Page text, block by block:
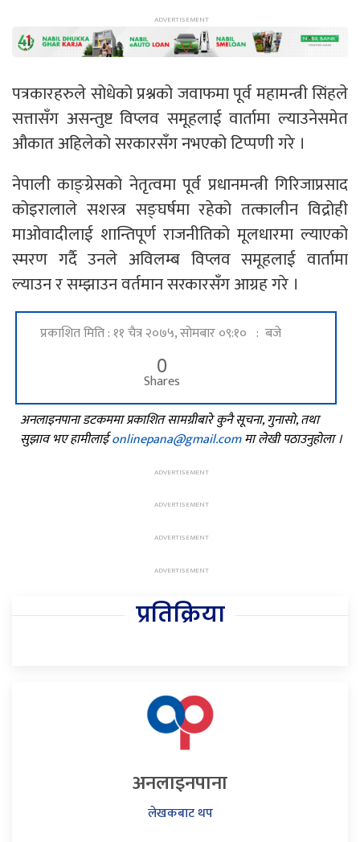
पत्रकारहरुले सोधेको प्रश्नको जवाफमा पूर्व महामन्त्री सिंहले
सत्तासँग असन्तुष्ट विप्लव समूहलाई वार्तामा ल्याउनेसमेत
औकात अहिलेको सरकारसँग नभएको टिप्पणी गरे ।
नेपाली काङ्ग्रेसको नेतृत्वमा पूर्व प्रधानमन्त्री गिरिजाप्रसाद
कोइरालाले सशस्त्र सङ्घर्षमा रहेको तत्कालीन विद्रोही
माओवादीलाई शान्तिपूर्ण राजनीतिको मूलधारमा ल्याएको
स्मरण गर्दै उनले अविलम्ब विप्लव समूहलाई वार्तामा
ल्याउन र सम्झाउन वर्तमान सरकारसँग आग्रह गरे ।
प्रकाशित मिति : ११ चैत्र २०७५, सोमबार ०९:१० : बजे
0
Shares
अनलाइनपाना डटकममा प्रकाशित सामग्रीबारे कुनै सूचना, गुनासो, तथा
सुझाव भए हामीलाईonlinepana@gmail.comमा लेखी पठाउनुहोला ।
प्रतिक्रिया
अनलाइनपाना
लेखकबाट थप